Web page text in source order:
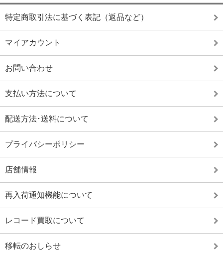
特定商取引法に基づく表記（返品など）
マイアカウント
お問い合わせ
支払い方法について
配送方法･送料について
プライバシーポリシー
店舗情報
再入荷通知機能について
レコード買取について
移転のおしらせ